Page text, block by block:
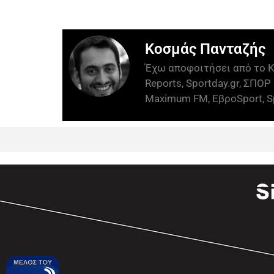
Κοσμάς Πανταζής
Έχω αποφοιτήσει από το
Reports, Sportday.gr, ΣΠΟΡ
Maximum FM, ΕβροSport,